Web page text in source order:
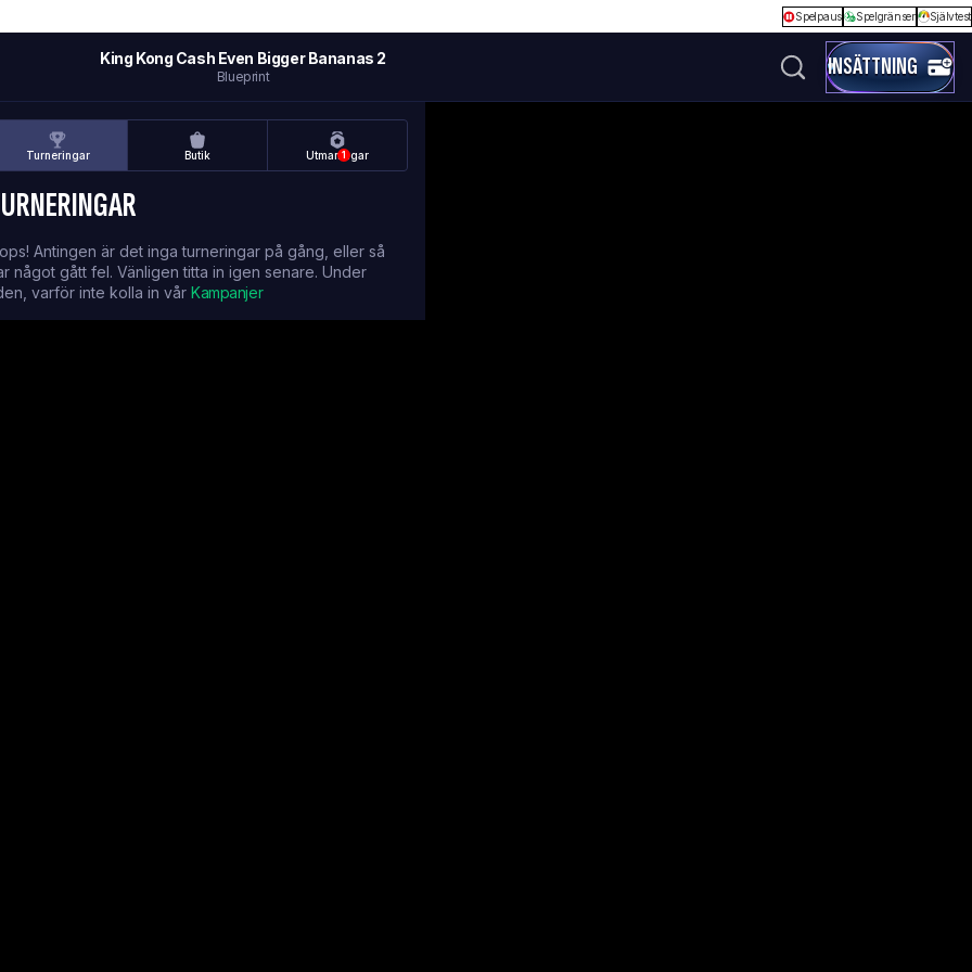
Spelpaus Spelgränser Självtest
King Kong Cash Even Bigger Bananas 2
Blueprint INSÄTTNING
Turneringar Butik 1
Utmaningar
Antingen är det inga turneringar på gång, eller så
något gått fel. Vänligen titta in igen senare. Under
varför inte kolla in vår Kampanjer